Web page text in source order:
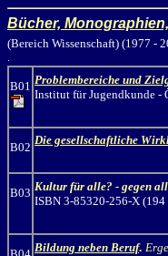
Bücher,
(Bereich Wissenschaft) (1977 -
B01 Problembereiche und
Institut für Jugendkunde -
B02
Die gesellschaftliche
B03 Kultur für alle? - gegen
ISBN 3-85320-256-X
Bildung neben Beruf.